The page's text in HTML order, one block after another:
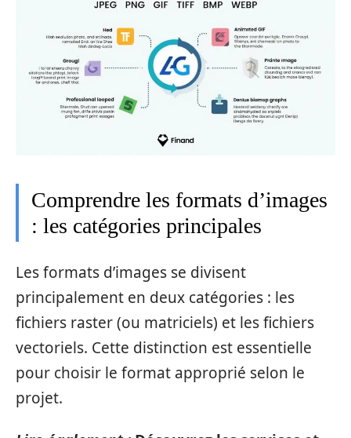
Comprendre les formats d’images
: les catégories principales
Les formats d’images se divisent
principalement en deux catégories : les
fichiers raster (ou matriciels) et les fichiers
vectoriels. Cette distinction est essentielle
pour choisir le format approprié selon le
projet.